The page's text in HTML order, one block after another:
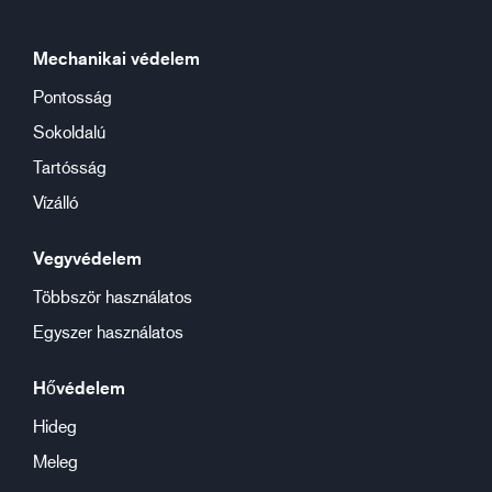
Mechanikai védelem
Pontosság
Sokoldalú
Tartósság
Vízálló
Vegyvédelem
Többször használatos
Egyszer használatos
Hővédelem
Hideg
Meleg